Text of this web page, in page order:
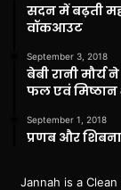
सदन में बढ़ती
वॉकआउट
September 3, 2018
बेबी रानी
फल एवं मिष्ठान
September 1, 2018
प्रणब और
Jannah is a